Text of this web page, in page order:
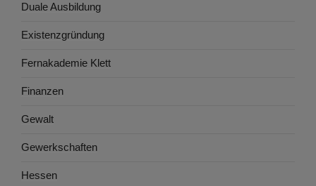
Duale Ausbildung
Existenzgründung
Fernakademie Klett
Finanzen
Gewalt
Gewerkschaften
Hessen